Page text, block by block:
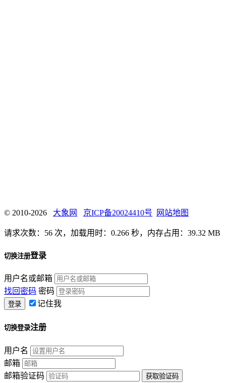
© 2010-2026 大象网 京ICP备20024410号 网站地图
请求次数：56 次，加载用时：0.266 秒，内存占用：39.32 MB
切换注册登录
用户名或邮箱
找回密码 密码
记住我
切换登录注册
用户名
邮箱
邮箱验证码